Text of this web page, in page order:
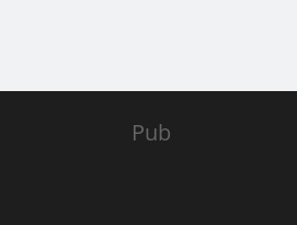
Pub